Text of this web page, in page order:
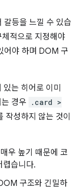
갈등을 느낄 수 있습
적으로 지정해야
어야 하며 DOM 구
는 히어로 이미
경우
.card >
작성하지 않는 것이
우 높기 때문에 코
렵습니다.
구조와 긴밀하